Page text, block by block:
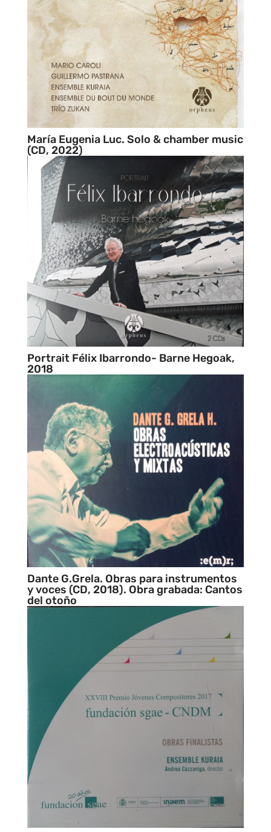
María Eugenia Luc. Solo & chamber music
(CD, 2022)
Portrait Félix Ibarrondo- Barne Hegoak,
2018
Dante G.Grela. Obras para instrumentos
y voces (CD, 2018). Obra grabada: Cantos
del otoño